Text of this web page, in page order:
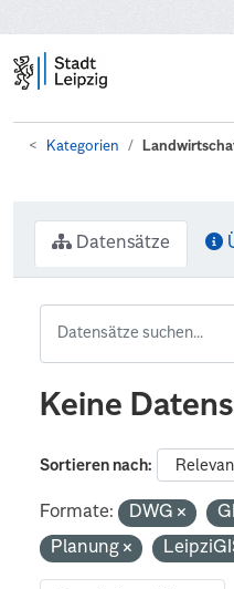
Kategorien
Datensätze
Keine
Sortieren nach
Formate: DWG
Planung